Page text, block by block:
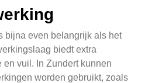
bijna even belangrijk als het
biedt extra
vuil. In Zundert kunnen
worden gebruikt, zoals